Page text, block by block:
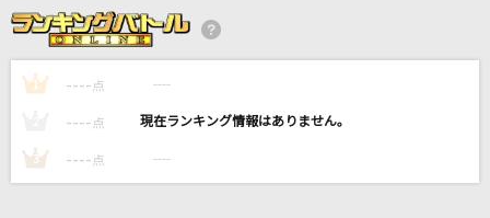
ラブソングに襲われる
＝LOVE
曖歌
1 ---- 点 ----
---- 点 ----
3 ---- 点 ----